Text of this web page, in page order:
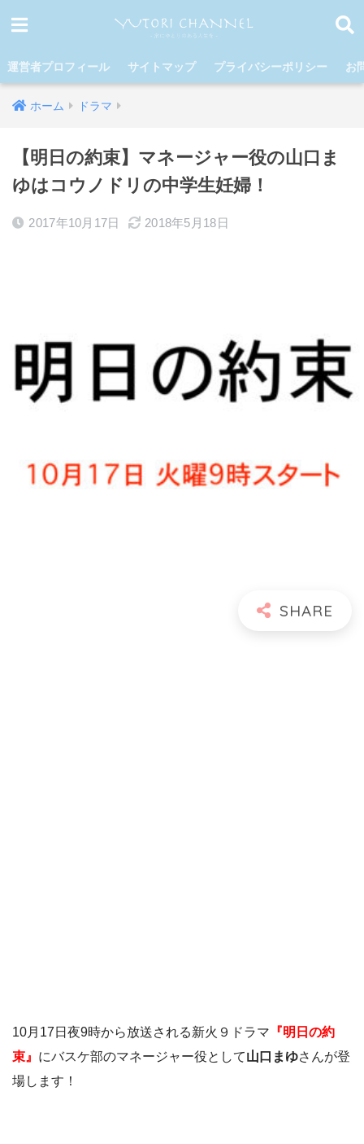
運営者プロフィール サイトマップ プライバシーポリシー お
ホーム ドラマ
【明日の約束】マネージャー役の山口ま
ゆはコウノドリの中学生妊婦！
2017年10月17日 2018年5月18日
10月17日夜9時から放送される新火９ドラマ 『明日の約
束』 にバスケ部のマネージャー役として山口まゆさんが登
場します！